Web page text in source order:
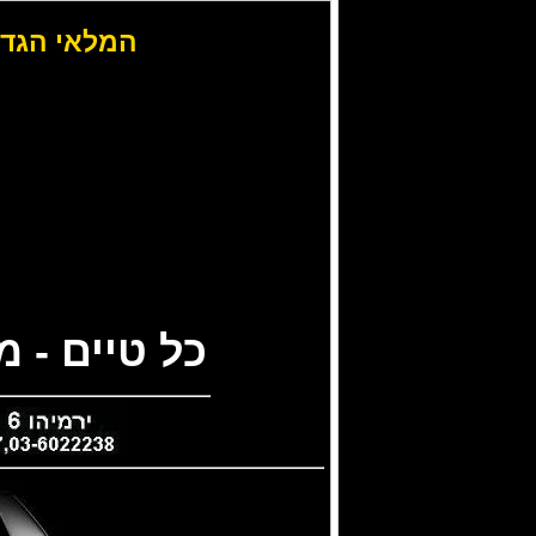
המלאי
כל טיים -